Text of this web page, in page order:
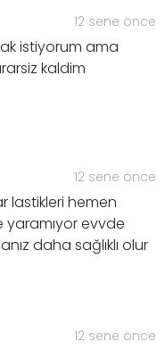
12 sene önce
istiyorum ama
kaldim
12 sene önce
lastikleri hemen
yaramıyor evvde
daha sağlıklı olur
12 sene önce